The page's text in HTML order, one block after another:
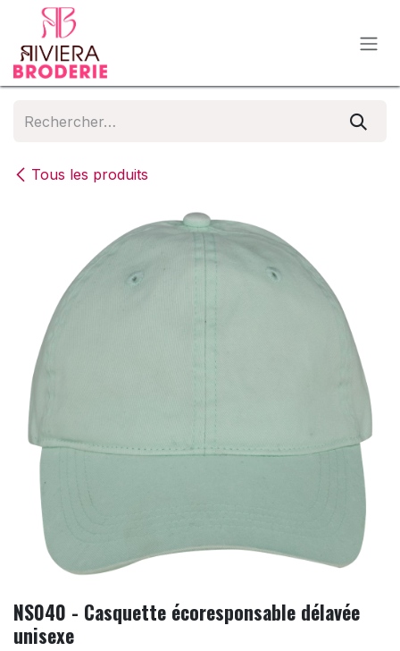
Se rendre au contenu
Tous les produits
NS040 - Casquette écoresponsable délavée
unisexe